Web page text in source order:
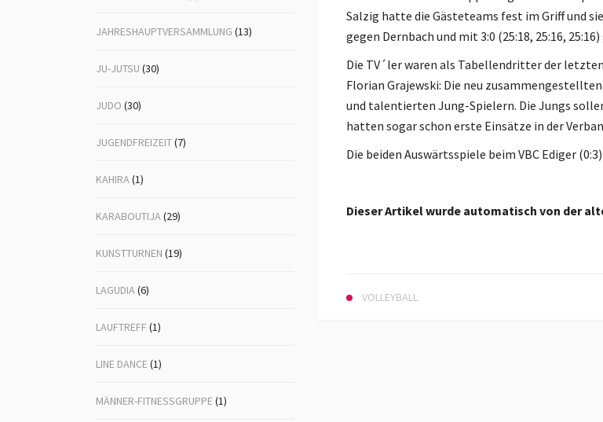
Volleyball
Wandern
Zen und die Kunst der
Selbstverteidigung
Salzig hatte die Gästeteams fest im Griff und
gegen Dernbach und mit 3:0 (25:18, 25:16,
Die TV´ler waren als Tabellendritter der
Florian Grajewski: Die neu
und talentierten Jung-Spielern. Die Jungs
hatten sogar schon erste Einsätze in der
Die beiden Auswärtsspiele beim VBC Ediger
Dieser Artikel wurde automatisch von der
VOLLEYBALL
JAHRESHAUPTVERSAMMLUNG (13)
JU-JUTSU (30)
JUDO (30)
JUGENDFREIZEIT(7)
KAHIRA(1)
KARABOUTIJA(29)
KUNSTTURNEN (19)
LAGUDIA(6)
LAUFTREFF (1)
LINE DANCE(1)
MÄNNER-FITNESSGRUPPE(1)